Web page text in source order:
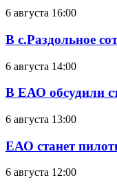
6 августа 16:00
В с.Раздольное
6 августа 14:00
В ЕАО обсудили
6 августа 13:00
ЕАО станет
6 августа 12:00